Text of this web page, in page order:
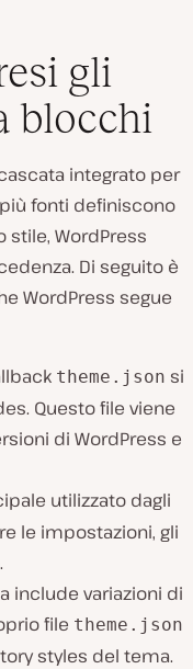
gli
blocchi
integrato per
fonti definiscono
WordPress
Di seguito è
WordPress segue
theme.json si
Questo file viene
di WordPress e
utilizzato dagli
le impostazioni, gli
include variazioni di
file theme.json
styles del tema.